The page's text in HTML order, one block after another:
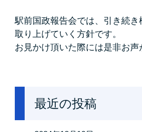
駅前国政報告会では、引き続き
取り上げていく方針です。
お見かけ頂いた際には是非お声
最近の投稿